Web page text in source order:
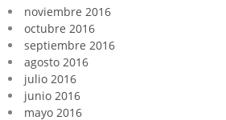
noviembre 2016
octubre 2016
septiembre 2016
agosto 2016
julio 2016
junio 2016
mayo 2016